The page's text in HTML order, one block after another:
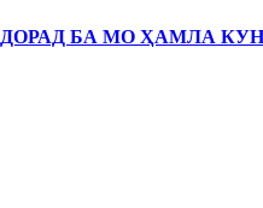
БА МО ҲАМЛА